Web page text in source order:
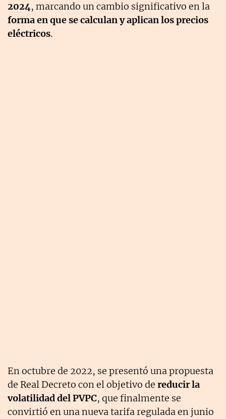
2024, marcando un cambio significativo en la
forma en que se calculan y aplican los precios
eléctricos.
En octubre de 2022, se presentó una propuesta
de Real Decreto con el objetivo de reducir la
volatilidad del PVPC, que finalmente se
convirtió en una nueva tarifa regulada en junio